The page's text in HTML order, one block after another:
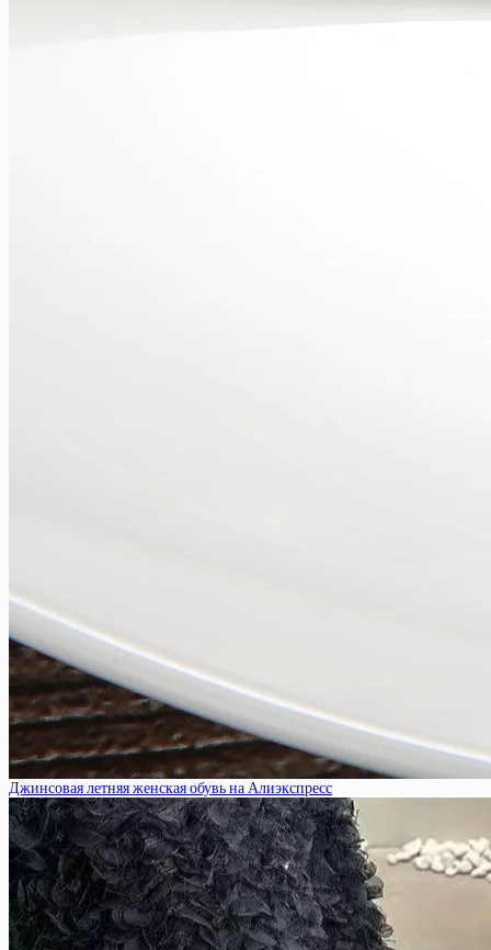
Джинсовая летняя женская обувь на Алиэкспресс